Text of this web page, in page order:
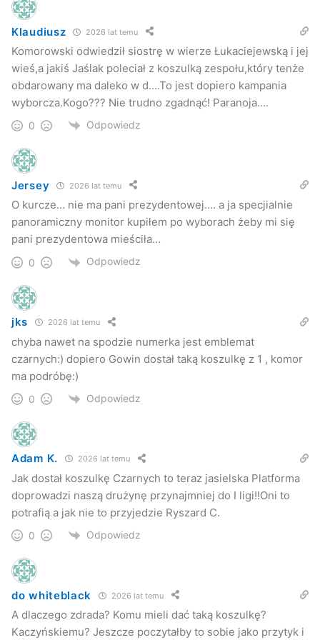
Klaudiusz 2026 lat temu
Komorowski odwiedził siostrę w wierze Łukaciejewską i jej
wieś,a jakiś Jaślak poleciał z koszulką zespołu,który tenże
obdarowany ma daleko w d….To jest dopiero kampania
wyborcza.Kogo??? Nie trudno zgadnąć! Paranoja….
0 Odpowiedz
Jersey 2026 lat temu
O kurcze… nie ma pani prezydentowej…. a ja specjialnie
panoramiczny monitor kupiłem po wyborach żeby mi się
pani prezydentowa mieściła…
0 Odpowiedz
jks 2026 lat temu
chyba nawet na spodzie numerka jest emblemat
czarnych:) dopiero Gowin dostał taką koszulkę z 1 , komor
ma podróbę:)
0 Odpowiedz
Adam K. 2026 lat temu
Jak dostał koszulkę Czarnych to teraz jasielska Platforma
doprowadzi naszą drużynę przynajmniej do I ligi!!Oni to
potrafią a jak nie to przyjedzie Ryszard C.
0 Odpowiedz
do whiteblack 2026 lat temu
A dlaczego zdrada? Komu mieli dać taką koszulkę?
Kaczyńskiemu? Jeszcze poczytałby to sobie jako przytyk i